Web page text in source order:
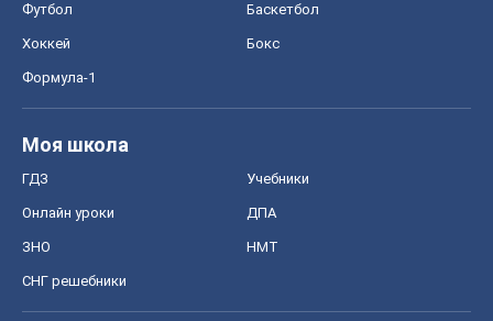
Футбол Баскетбол
Хоккей Бокс
Формула-1
Моя школа
ГДЗ Учебники
Онлайн уроки ДПА
ЗНО НМТ
СНГ решебники